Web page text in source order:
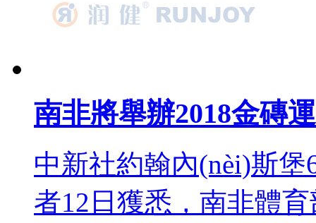
南非將舉辦2018金磚
中新社約翰內(nèi)斯
者12日獲悉，南非體育